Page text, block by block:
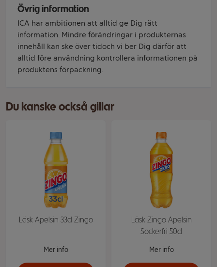
Övrig information
ICA har ambitionen att alltid ge Dig rätt
information. Mindre förändringar i produkternas
innehåll kan ske över tidoch vi ber Dig därför att
alltid före användning kontrollera informationen på
produktens förpackning.
Du kanske också gillar
Läsk Apelsin 33cl Zingo
Mer info
Läsk Zingo Apelsin
Sockerfri 50cl
Mer info